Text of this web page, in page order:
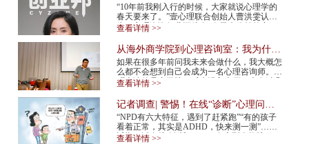
打造心理服务行业“小怪兽”
“10年前我刚入行的时候，大家就说心理学的
春天要来了。”壹心理联合创始人曹洪雯认
为，心理咨询行业还处在“春天来临前的寒
标准...
查看详情 >>
从海外商学院到心理咨询室：我为什么
在34岁决定转行
如果在很多年前问我未来会做什么，我大概怎
么都不会想到自己会成为一名心理咨询师。我
硕士读的是商学院。后来进入大厂，也有过几
常、...
查看详情 >>
记者调查| 警惕！在线“诊断”心理问
题，越治越病！
“NPD有六大特征，遇到了赶紧跑”“有的孩子
看着正常，其实是ADHD，快来测一测”……
近期，以在线“诊断”NPD（自恋型人格障
查看详情 >>